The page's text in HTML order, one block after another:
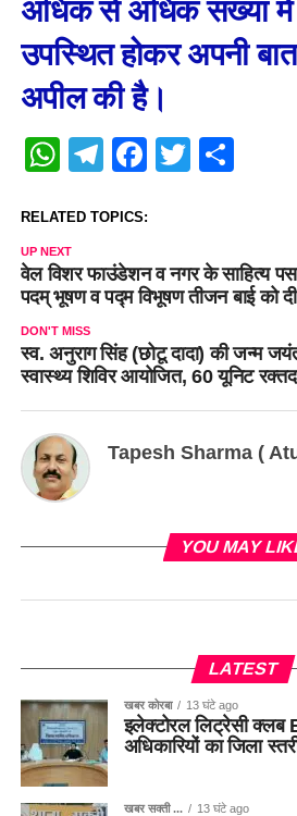
अधिक से अधिक संख्या
उपस्थित होकर अपनी
अपील की है।
WhatsApp
Telegram
Facebook
Twitter
RELATED TOPICS:
UP NEXT
वेल विशर फाउंडेशन व नगर के साहित्य
पदम् भूषण व पद्म विभूषण तीजन बाई को
DON'T MISS
स्व. अनुराग सिंह (छोटू दादा) की जन्म
स्वास्थ्य शिविर आयोजित, 60 यूनिट
Tapesh Sharma (
YOU MAY
LATEST
खबर कोरबा 13 घंटे ago
इलेक्टोरल लिट्रेसी
अधिकारियों का जिला
खबर सक्ती ... 13 घंटे ago